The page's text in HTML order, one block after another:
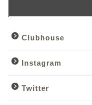
Clubhouse
Instagram
Twitter